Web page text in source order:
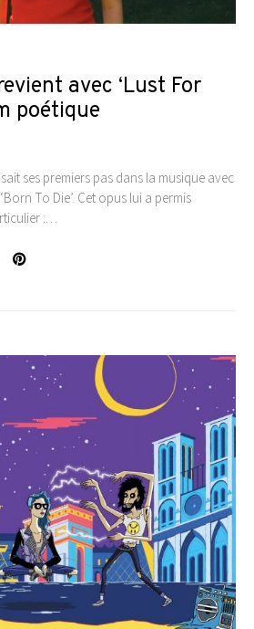
avec ‘Lust For
poétique
ses premiers pas dans la musique avec
To Die’. Cet opus lui a permis
:…